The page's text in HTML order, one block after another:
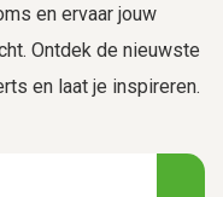
en ervaar jouw
Ontdek de nieuwste
en laat je inspireren.